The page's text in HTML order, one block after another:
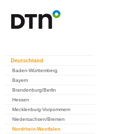
Deutschland
Baden-Württemberg
Bayern
Brandenburg/Berlin
Hessen
Mecklenburg-Vorpommern
Niedersachsen/Bremen
Nordrhein-Westfalen